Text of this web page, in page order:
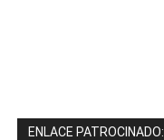
ENLACE PATROCINADO: